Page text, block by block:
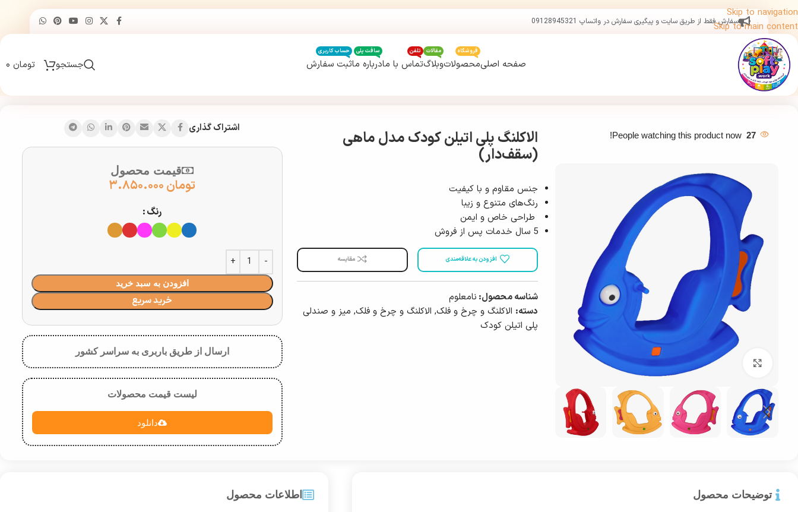
Skip to navigation
Skip to main contentسفارش فقط از طریق سایت و پیگیری سفارش در واتساپ 09128945321
صفحه اصلیمحصولات
فروشگاه
وبلاگ
مقالات
تماس با ما
تلفن
درباره ما
سافت پلی
ثبت سفارش
حساب کاربری
جستجو تومان
27
People watching this product now!
بزرگ نمایی
الاکلنگ پلی اتیلن کودک مدل ماهی
(سقف‌دار)
جنس مقاوم و با کیفیت
رنگ‌های متنوع و زیبا
طراحی خاص و ایمن
5 سال خدمات پس از فروش
افزودن به علاقه‌مندی مقایسه
شناسه محصول: نامعلوم
دسته: الاکلنگ و چرخ و فلک, الاکلنگ و چرخ و فلک, میز و صندلی
پلی اتیلن کودک
اشتراک گذاری
قیمت محصول
تومان
رنگ
افزودن به سبد خرید
خرید سریع
ارسال از طریق باربری به سراسر کشور
لیست قیمت محصولات
دانلود
توضیحات محصول اطلاعات محصول